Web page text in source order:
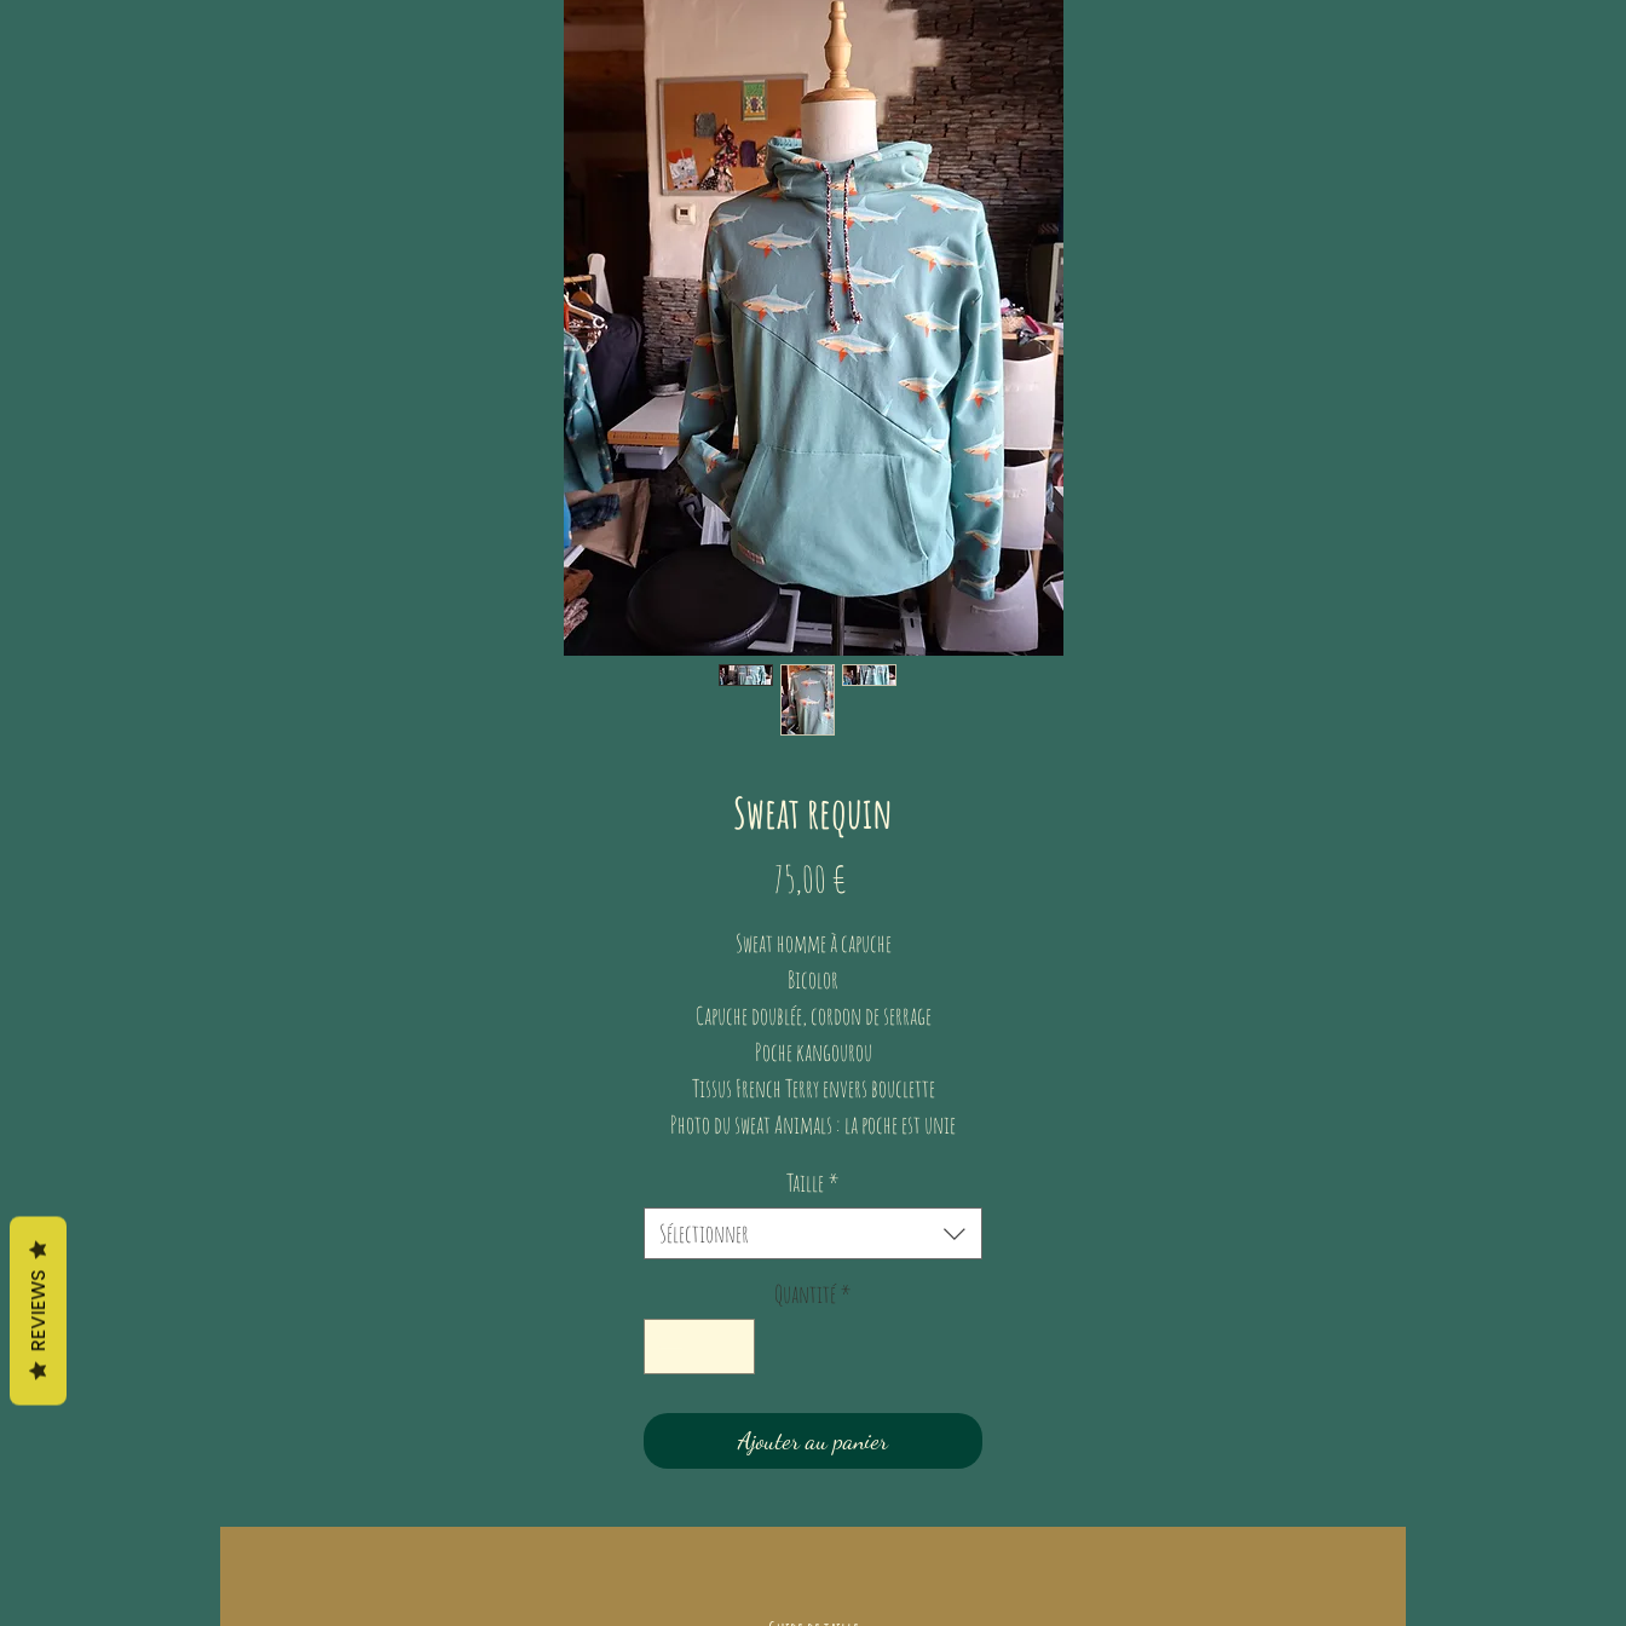
Sweat requin
75,00 €
Sweat homme à capuche
Bicolor
Capuche doublée, cordon de serrage
Poche kangourou
Tissus French Terry envers bouclette
Photo du sweat Animals : la poche est unie
Taille *
Sélectionner
Quantité *
Ajouter au panier
REVIEWS